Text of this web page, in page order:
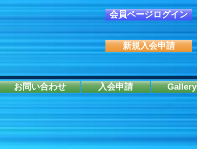
会員ページログイン
新規入会申請
お問い合わせ 入会申請 Gallery